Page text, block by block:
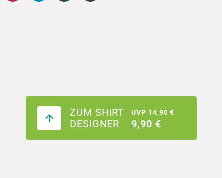
ZUM SHIRT
DESIGNER
UVP 14,90 €
9,90 €